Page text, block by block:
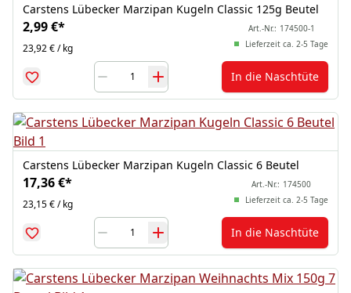
Carstens Lübecker Marzipan Kugeln Classic 125g Beutel
2,99 €*
23,92 € / kg
Art.-Nr.: 174500-1
Lieferzeit ca. 2-5 Tage
In die Naschtüte
Carstens Lübecker Marzipan Kugeln Classic 6 Beutel
17,36 €*
23,15 € / kg
Art.-Nr.: 174500
Lieferzeit ca. 2-5 Tage
In die Naschtüte